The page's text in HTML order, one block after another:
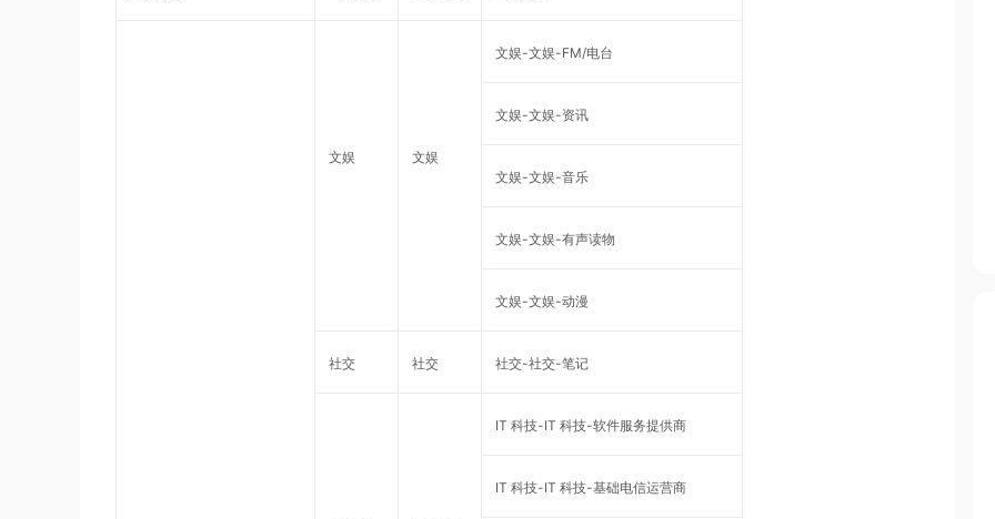
文娱 文娱
文娱-文娱-FM/电台
文娱-文娱-资讯
文娱-文娱-音乐
文娱-文娱-有声读物
文娱-文娱-动漫
社交 社交 社交-社交-笔记
IT 科技-IT 科技-软件服务提供商
IT 科技-IT 科技-基础电信运营商